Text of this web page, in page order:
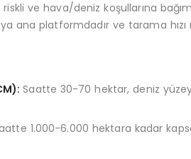
ve hava/deniz koşullarına
ana platformdadır ve tarama
Saatte 30-70 hektar, deniz
1.000-6.000 hektara kadar